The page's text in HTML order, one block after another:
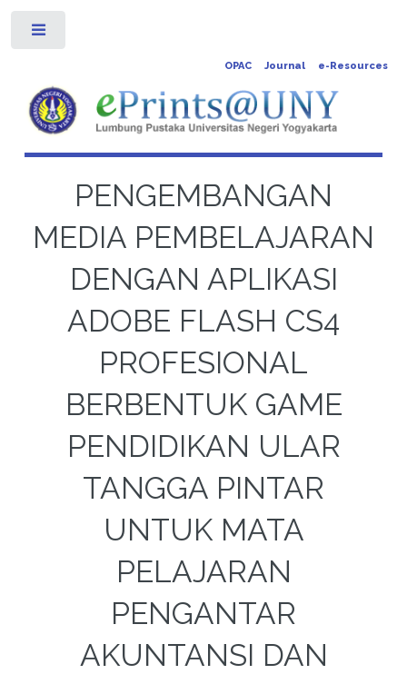
OPAC Journal e-Resources
PENGEMBANGAN
MEDIA PEMBELAJARAN
DENGAN APLIKASI
ADOBE FLASH CS4
PROFESIONAL
BERBENTUK GAME
PENDIDIKAN ULAR
TANGGA PINTAR
UNTUK MATA
PELAJARAN
PENGANTAR
AKUNTANSI DAN